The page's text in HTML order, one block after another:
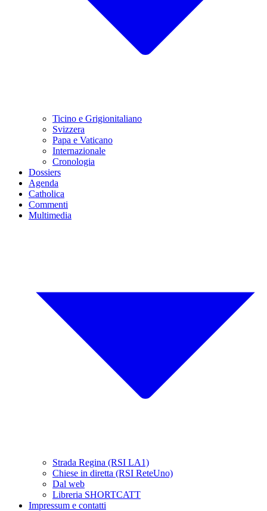
Ticino e Grigionitaliano
Svizzera
Papa e Vaticano
Internazionale
Cronologia
Dossiers
Agenda
Catholica
Commenti
Multimedia
Strada Regina (RSI LA1)
Chiese in diretta (RSI ReteUno)
Dal web
Libreria SHORTCATT
Impressum e contatti